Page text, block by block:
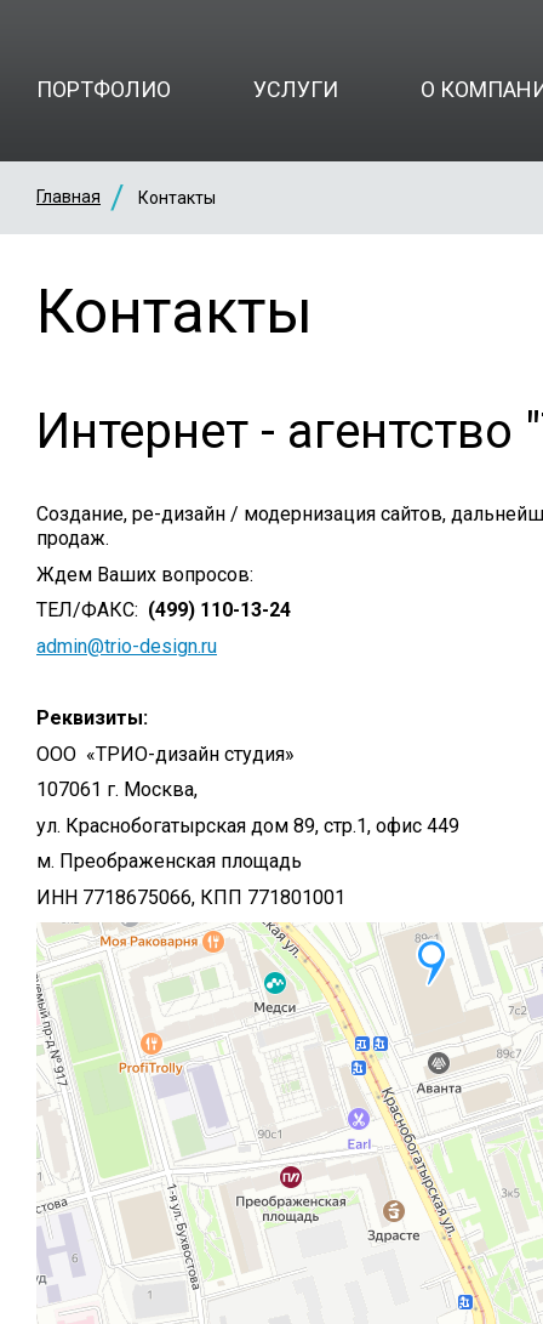
ПОРТФОЛИО УСЛУГИ О
Главная Контакты
Контакты
Интернет - агентство
Создание, ре-дизайн / модернизация сайтов,
продаж.
Ждем Ваших вопросов:
ТЕЛ/ФАКС: (499) 110-13-24
admin@trio-design.ru
Реквизиты:
ООО «ТРИО-дизайн студия»
107061 г. Москва,
ул. Краснобогатырская дом 89, стр.1, офис 449
м. Преображенская площадь
ИНН 7718675066, КПП 771801001